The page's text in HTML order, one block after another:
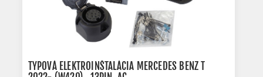
TYPOVÁ ELEKTROINŠTALÁCIA MERCEDES BENZ T